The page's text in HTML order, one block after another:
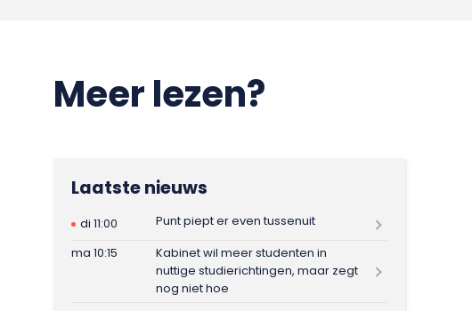
Meer lezen?
Laatste nieuws
di 11:00
Punt piept er even tussenuit
ma 10:15
Kabinet wil meer studenten in
nuttige studierichtingen, maar zegt
nog niet hoe